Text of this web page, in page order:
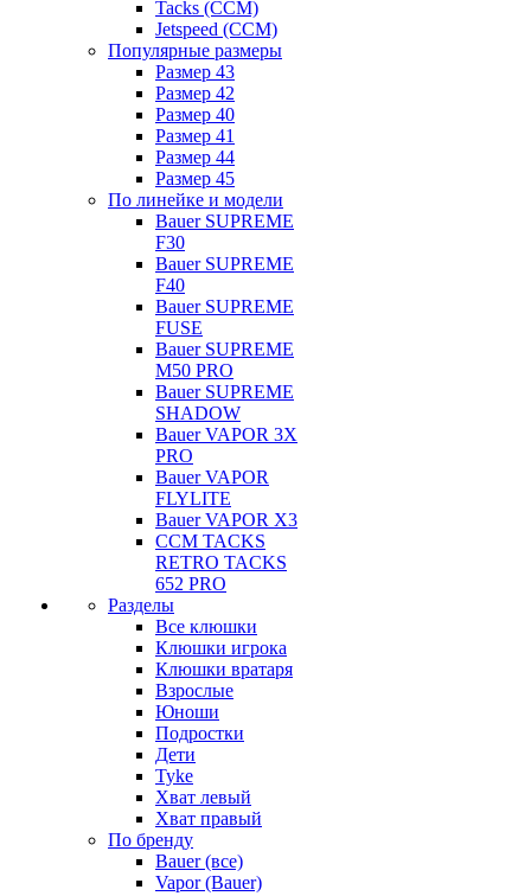
Tacks (CCM)
Jetspeed (CCM)
Популярные размеры
Размер 43
Размер 42
Размер 40
Размер 41
Размер 44
Размер 45
По линейке и модели
Bauer SUPREME
F30
Bauer SUPREME
F40
Bauer SUPREME
FUSE
Bauer SUPREME
M50 PRO
Bauer SUPREME
SHADOW
Bauer VAPOR 3X
PRO
Bauer VAPOR
FLYLITE
Bauer VAPOR X3
CCM TACKS
RETRO TACKS
652 PRO
Разделы
Все клюшки
Клюшки игрока
Клюшки вратаря
Взрослые
Юноши
Подростки
Дети
Tyke
Хват левый
Хват правый
По бренду
Bauer (все)
Vapor (Bauer)